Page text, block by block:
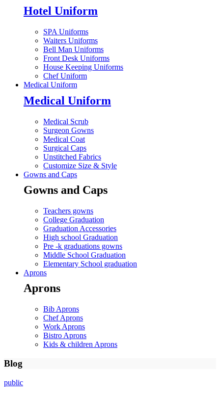
Hotel Uniform
SPA Uniforms
Waiters Uniforms
Bell Man Uniforms
Front Desk Uniforms
House Keeping Uniforms
Chef Uniform
Medical Uniform
Medical Uniform
Medical Scrub
Surgeon Gowns
Medical Coat
Surgical Caps
Unstitched Fabrics
Customize Size & Style
Gowns and Caps
Gowns and Caps
Teachers gowns
College Graduation
Graduation Accessories
High school Graduation
Pre -k graduations gowns
Middle School Graduation
Elementary School graduation
Aprons
Aprons
Bib Aprons
Chef Aprons
Work Aprons
Bistro Aprons
Kids & children Aprons
Blog
public